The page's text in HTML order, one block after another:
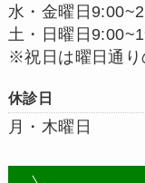
水・金曜日
土・日曜日
※祝日は曜日通り
休診日
月・木曜日